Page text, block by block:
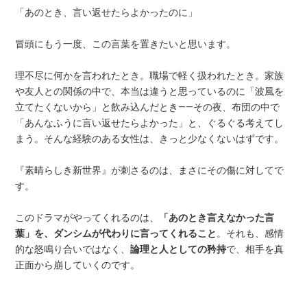
「あのとき、言い返せたらよかったのに」
冒頭にもう一度、この言葉を置きたいと思います。
理不尽に何かを言われたとき。職場で軽く扱われたとき。家族
や友人との関係の中で、本当は違うと思っているのに「波風を
立てたくないから」と飲み込んだとき——その夜、布団の中で
「あんなふうに言い返せたらよかった」と、ぐるぐる考えてし
まう。そんな経験のある女性は、きっと少なくないはずです。
『素晴らしき新世界』が刺さるのは、まさにその傷に対してで
す。
このドラマがやってくれるのは、
「あのとき言えなかった言
葉」を、ダンシムが代わりに言ってくれること。それも、感情
的な怒鳴り合いではなく、論理と人としての矜持で、相手を真
正面から崩していくのです。